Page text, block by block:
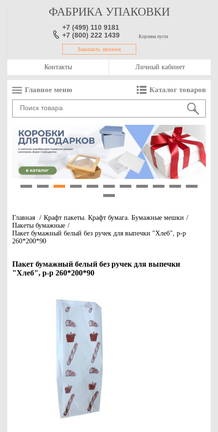
ФАБРИКА УПАКОВКИ
+7 (499) 110 9181
+7 (800) 222 1439
Заказать звонок
Корзина пуста
Контакты Личный кабинет
Главное меню Каталог товаров
Главная / Крафт пакеты. Крафт бумага. Бумажные мешки /
Пакеты бумажные /
Пакет бумажный белый без ручек для выпечки "Хлеб", р-р
260*200*90
Пакет бумажный белый без ручек для выпечки
"Хлеб", р-р 260*200*90